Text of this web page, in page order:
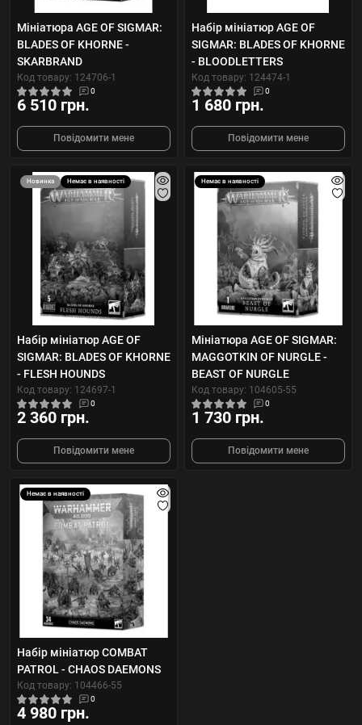
Мініатюра AGE OF SIGMAR:
BLADES OF KHORNE -
SKARBRAND
Код товару: 124706-1
0
6 510 грн.
Повідомити мене
Набір мініатюр AGE OF
SIGMAR: BLADES OF KHORNE
- BLOODLETTERS
Код товару: 124474-1
0
1 680 грн.
Повідомити мене
Новинка Немає в наявності
Набір мініатюр AGE OF
SIGMAR: BLADES OF KHORNE
- FLESH HOUNDS
Код товару: 124697-1
0
2 360 грн.
Повідомити мене
Немає в наявності
Мініатюра AGE OF SIGMAR:
MAGGOTKIN OF NURGLE -
BEAST OF NURGLE
Код товару: 104605-55
0
1 730 грн.
Повідомити мене
Немає в наявності
Набір мініатюр COMBAT
PATROL - CHAOS DAEMONS
Код товару: 104466-55
0
4 980 грн.